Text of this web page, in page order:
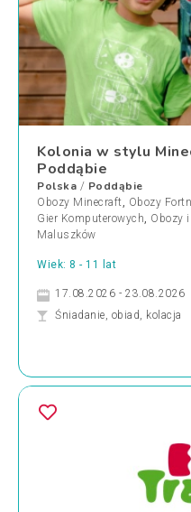
Kolonia w stylu
Poddąbie
Polska / Poddąbie
Obozy Minecraft, Obozy
Gier Komputerowych, Obozy
Maluszków
Wiek: 8 - 11 lat
17.08.2026 - 23.08.2026
Śniadanie, obiad, kolacja